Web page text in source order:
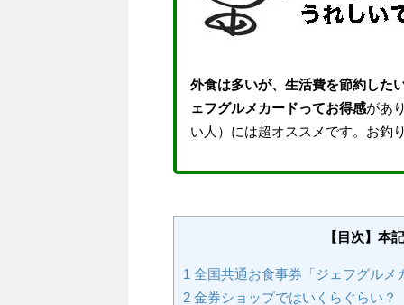
外食は多いが、生活費を節約した
ェフグルメカードってお得感があ
い人）には超オススメです。お釣
【目次】本
1 全国共通お食事券「ジェフグルメ
2 金券ショップではいくらぐらい